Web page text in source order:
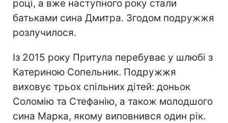
році, а вже наступного року стали
батьками сина Дмитра. Згодом подружжя
розлучилося.
Із 2015 року Притула перебуває у шлюбі з
Катериною Сопельник. Подружжя
виховує трьох спільних дітей: доньок
Соломію та Стефанію, а також молодшого
сина Марка, якому виповнився один рік.